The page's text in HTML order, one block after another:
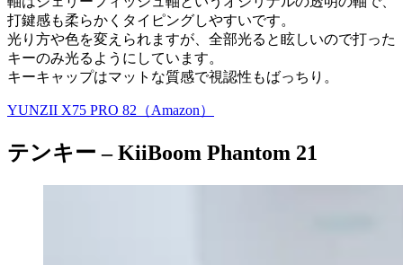
打鍵感も柔らかくタイピングしやすいです。
光り方や色を変えられますが、全部光ると眩しいので打った
キーのみ光るようにしています。
キーキャップはマットな質感で視認性もばっちり。
YUNZII X75 PRO 82（Amazon）
テンキー –KiiBoom Phantom 21